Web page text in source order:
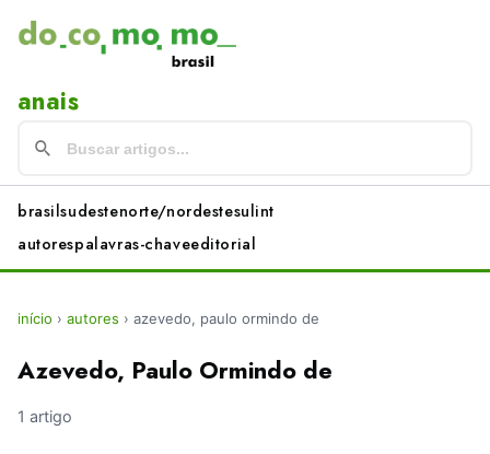
anais
brasilsudestenorte/nordestesulint
autorespalavras-chaveeditorial
início › autores › azevedo, paulo ormindo de
Azevedo, Paulo Ormindo de
1 artigo